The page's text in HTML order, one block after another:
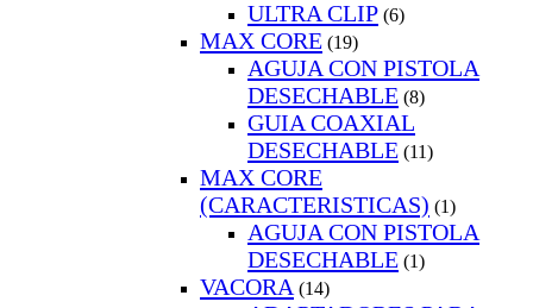
ULTRA CLIP (6)
MAX CORE (19)
AGUJA CON PISTOLA
DESECHABLE (8)
GUIA COAXIAL
DESECHABLE (11)
MAX CORE
(CARACTERISTICAS) (1)
AGUJA CON PISTOLA
DESECHABLE (1)
VACORA (14)